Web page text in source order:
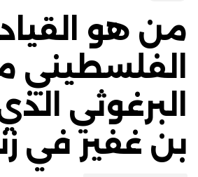
من هو
الفلسطيني
البرغوثي
بن غفير في